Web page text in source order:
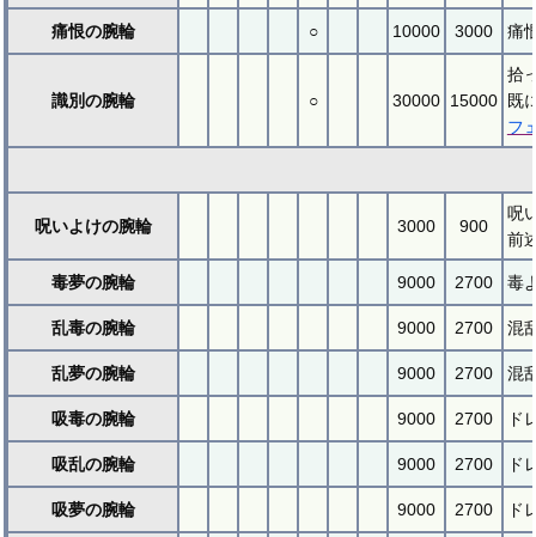
痛恨の腕輪 ○ 10000 3000 痛
識別の腕輪 ○ 30000 15000
拾
既
フ
呪いよけの腕輪 3000 900
呪
前
毒夢の腕輪 9000 2700 毒
乱毒の腕輪 9000 2700 混
乱夢の腕輪 9000 2700 混
吸毒の腕輪 9000 2700 ド
吸乱の腕輪 9000 2700 ド
吸夢の腕輪 9000 2700 ド